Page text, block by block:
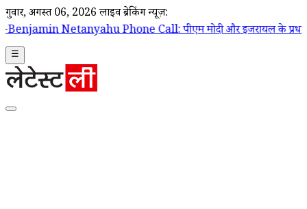
गुरूवार, अगस्त 06, 2026 लाइव ब्रेकिंग न्यूज़:
Phone Call: पीएम मोदी और इजरायल के प्रधानमंत्री बेंजामिन
☰